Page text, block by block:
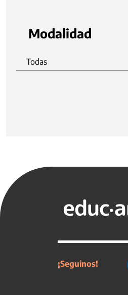
Modalidad
Todas
¡Seguinos!